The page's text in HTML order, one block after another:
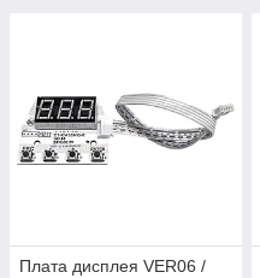
Плата дисплея VER06 /